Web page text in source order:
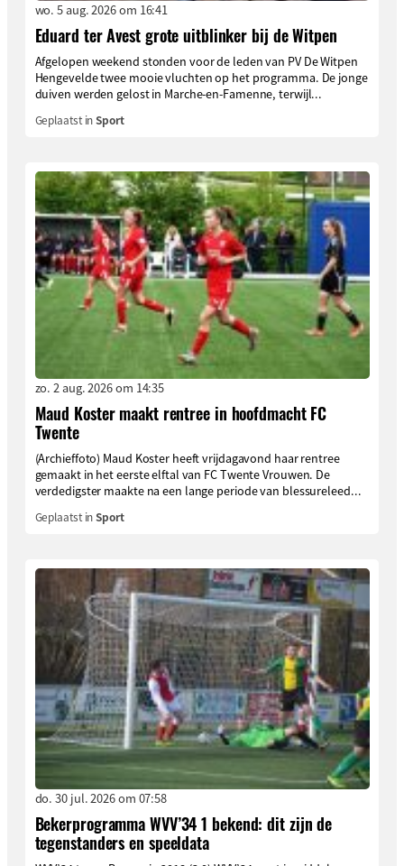
wo. 5 aug. 2026 om 16:41
Eduard ter Avest grote uitblinker bij de Witpen
Afgelopen weekend stonden voor de leden van PV De Witpen
Hengevelde twee mooie vluchten op het programma. De jonge
duiven werden gelost in Marche-en-Famenne, terwijl...
Geplaatst inSport
zo. 2 aug. 2026 om 14:35
Maud Koster maakt rentree in hoofdmacht FC
Twente
(Archieffoto) Maud Koster heeft vrijdagavond haar rentree
gemaakt in het eerste elftal van FC Twente Vrouwen. De
verdedigster maakte na een lange periode van blessureleed...
Geplaatst inSport
do. 30 jul. 2026 om 07:58
Bekerprogramma WVV’34 1 bekend: dit zijn de
tegenstanders en speeldata